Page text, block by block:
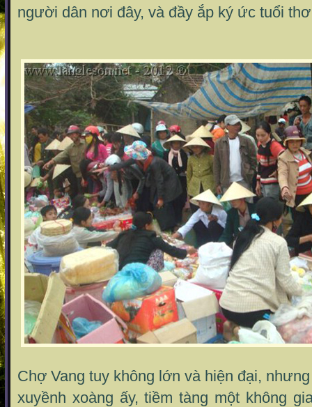
người dân nơi đây, và đầy ắp ký ức tuổi
Chợ Vang tuy không lớn và hiện đại,
xuyềnh xoàng ấy, tiềm tàng một không